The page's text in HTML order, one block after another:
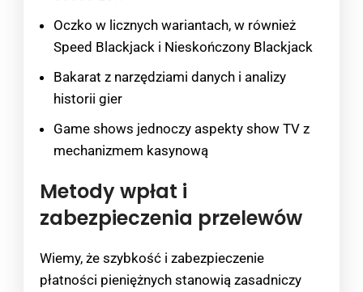
Oczko w licznych wariantach, w również
Speed Blackjack i Nieskończony Blackjack
Bakarat z narzędziami danych i analizy
historii gier
Game shows jednoczy aspekty show TV z
mechanizmem kasynową
Metody wpłat i
zabezpieczenia przelewów
Wiemy, że szybkość i zabezpieczenie
płatności pieniężnych stanowią zasadniczy